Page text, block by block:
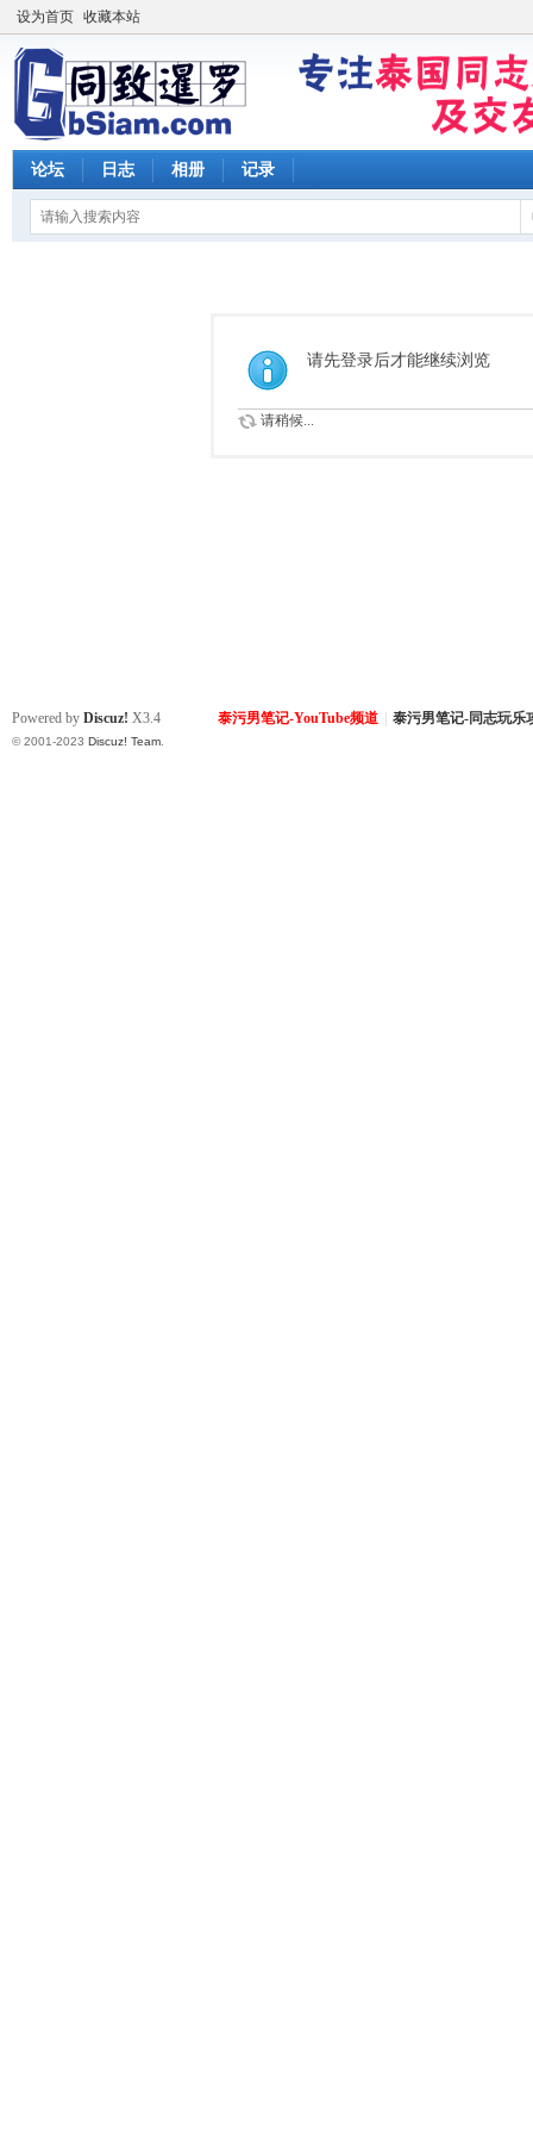
设为首页 收藏本站
论坛 日志 相册 记录
请先登录后才能继续浏览
请稍候...
泰污男笔记-YouTube频道 泰污男笔记-同志玩乐
Powered by Discuz! X3.4
© 2001-2023 Discuz! Team.